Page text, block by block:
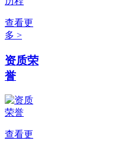
查看更
多 >
资质荣
誉
查看更